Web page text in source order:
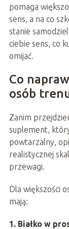
pomaga
sens, a na co
stanie
ciebie sens, co
omijać.
Co
osób
Zanim
suplement,
powtarzalny,
realistycznej
przewagi.
Dla większości
mają:
1. Białko w